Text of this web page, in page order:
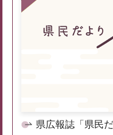
県広報誌「県民